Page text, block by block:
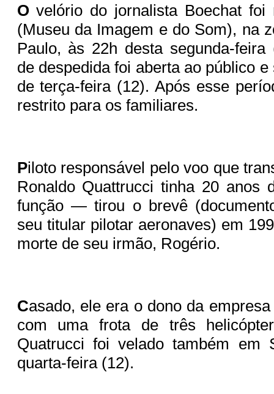
O velório do jornalista Boechat foi
(Museu da Imagem e do Som), na
Paulo, às 22h desta segunda-feira
de despedida foi aberta ao público
de terça-feira (12). Após esse
restrito para os familiares.
Piloto responsável pelo voo que
Ronaldo Quattrucci tinha 20 anos
função — tirou o brevê
seu titular pilotar aeronaves) em
morte de seu irmão, Rogério.
Casado, ele era o dono da
com uma frota de três
Quatrucci foi velado também em
quarta-feira (12).